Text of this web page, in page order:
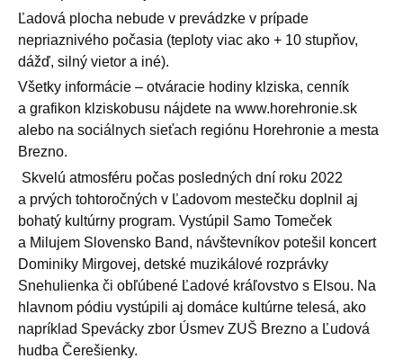
Ľadová plocha nebude v prevádzke v prípade
nepriaznivého počasia (teploty viac ako + 10 stupňov,
dážď, silný vietor a iné).
Všetky informácie – otváracie hodiny klziska, cenník
a grafikon klziskobusu nájdete na www.horehronie.sk
alebo na sociálnych sieťach regiónu Horehronie a mesta
Brezno.
Skvelú atmosféru počas posledných dní roku 2022
a prvých tohtoročných v Ľadovom mestečku doplnil aj
bohatý kultúrny program. Vystúpil Samo Tomeček
a Milujem Slovensko Band, návštevníkov potešil koncert
Dominiky Mirgovej, detské muzikálové rozprávky
Snehulienka či obľúbené Ľadové kráľovstvo s Elsou. Na
hlavnom pódiu vystúpili aj domáce kultúrne telesá, ako
napríklad Spevácky zbor Úsmev ZUŠ Brezno a Ľudová
hudba Čerešienky.